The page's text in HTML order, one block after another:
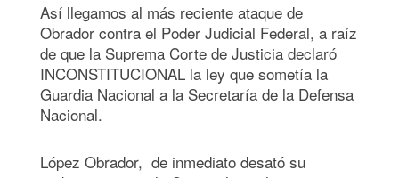
Así llegamos al más reciente ataque de
Obrador contra el Poder Judicial Federal, a raíz
de que la Suprema Corte de Justicia declaró
INCONSTITUCIONAL la ley que sometía la
Guardia Nacional a la Secretaría de la Defensa
Nacional.
López Obrador, de inmediato desató su